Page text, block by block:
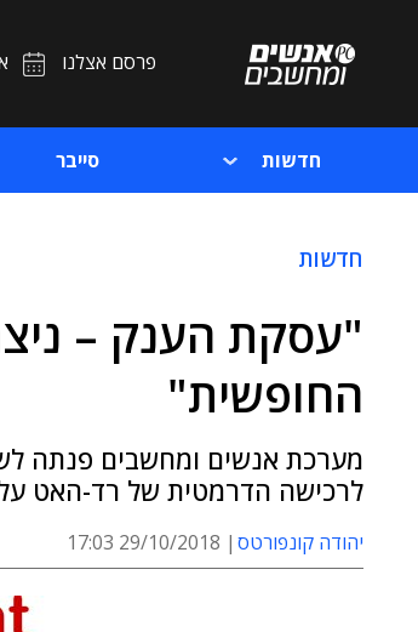
פרסם אצלנו
חדשות סייבר
חדשות
"עסקת הענק –
החופשית"
מערכת אנשים ומחשבים פנתה
לרכישה הדרמטית של רד-האט על
יהודה קונפורטס 29/10/2018 17:03